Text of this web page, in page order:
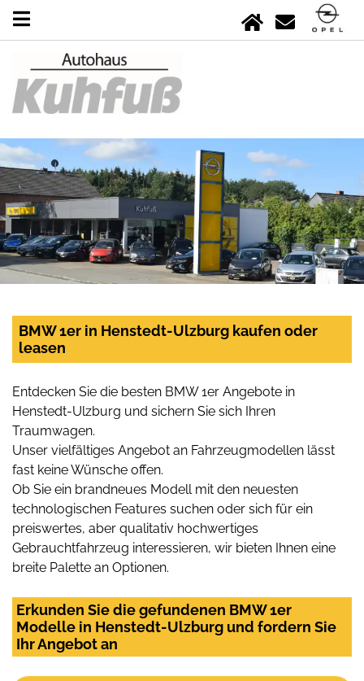
BMW 1er in Henstedt-Ulzburg kaufen oder
leasen
Entdecken Sie die besten BMW 1er Angebote in
Henstedt-Ulzburg und sichern Sie sich Ihren
Traumwagen.
Unser vielfältiges Angebot an Fahrzeugmodellen lässt
fast keine Wünsche offen.
Ob Sie ein brandneues Modell mit den neuesten
technologischen Features suchen oder sich für ein
preiswertes, aber qualitativ hochwertiges
Gebrauchtfahrzeug interessieren, wir bieten Ihnen eine
breite Palette an Optionen.
Erkunden Sie die gefundenen BMW 1er
Modelle in Henstedt-Ulzburg und fordern Sie
Ihr Angebot an